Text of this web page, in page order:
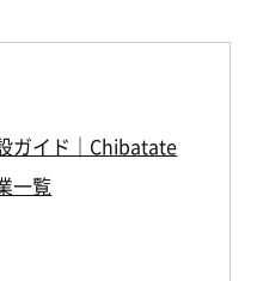
ガイド｜Chibatate
一覧